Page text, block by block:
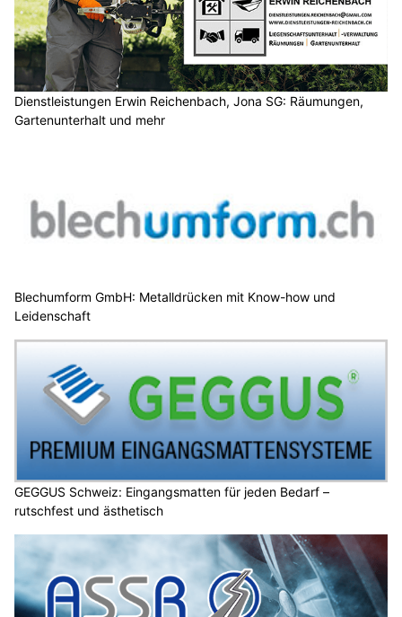
Dienstleistungen Erwin Reichenbach, Jona SG: Räumungen,
Gartenunterhalt und mehr
Blechumform GmbH: Metalldrücken mit Know-how und
Leidenschaft
GEGGUS Schweiz: Eingangsmatten für jeden Bedarf –
rutschfest und ästhetisch